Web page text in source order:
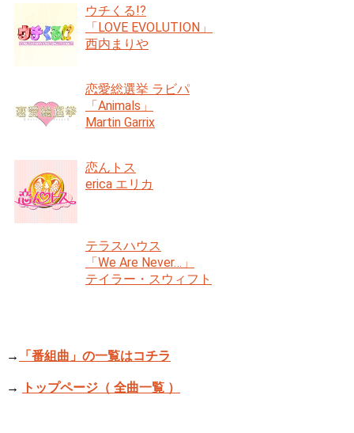
ウチくる!?
「LOVE EVOLUTION」
西内まりや
恋愛総選挙 ラビパ
「Animals」
Martin Garrix
恋んトス
erica エリカ
テラスハウス
「We Are Never…」
テイラー・スウィフト
→ 「番組曲」の一覧はコチラ
→ トップページ（ 全曲一覧 ）